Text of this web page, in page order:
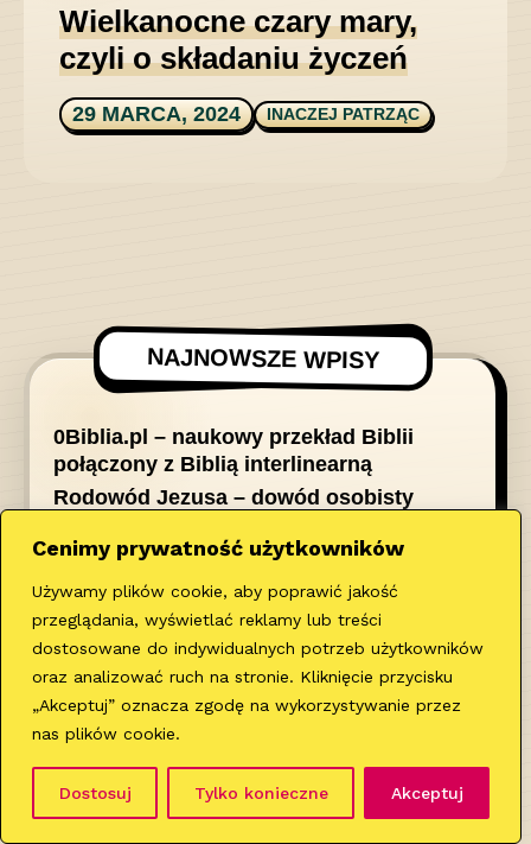
Cenimy prywatność użytkowników
Używamy plików cookie, aby poprawić jakość
przeglądania, wyświetlać reklamy lub treści
dostosowane do indywidualnych potrzeb użytkowników
oraz analizować ruch na stronie. Kliknięcie przycisku
„Akceptuj” oznacza zgodę na wykorzystywanie przez
nas plików cookie.
Dostosuj Tylko konieczne Akceptuj
Wielkanocne czary mary,
czyli o składaniu życzeń
29 MARCA, 2024 INACZEJ PATRZĄC
NAJNOWSZE WPISY
0Biblia.pl – naukowy przekład Biblii
połączony z Biblią interlinearną
Rodowód Jezusa – dowód osobisty
Kazanie o szatanie
Królowa potępionych
Biblijny Bóg, który zatwardza serca
i obkłada ludy klątwą. Cherem, czyli
“święte ludobójstwo” Heleny Eilstein